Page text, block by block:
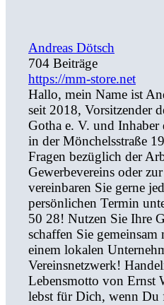
Andreas Dötsch
704 Beiträge
https://mm-store.net
Hallo, mein Name ist
seit 2018, Vorsitzender
Gotha e. V. und
in der Mönchelsstraße
Fragen bezüglich der
Gewerbevereins oder
vereinbaren Sie gerne
persönlichen Termin
50 28! Nutzen Sie Ihre
schaffen Sie
einem lokalen
Vereinsnetzwerk!
Lebensmotto von Ernst
lebst für Dich, wenn Du